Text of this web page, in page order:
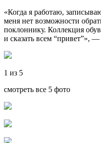
«Когда я работаю,
меня нет возможности
поклоннику. Коллекция
и сказать всем “привет”», —
1 из 5
смотреть все 5 фото